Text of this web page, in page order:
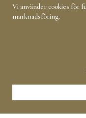
Vi använder cookies för
marknadsföring.